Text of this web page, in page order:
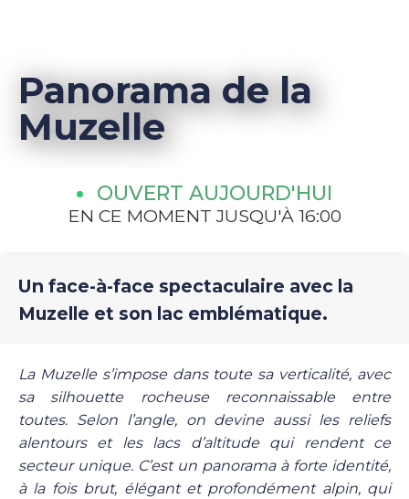
Panorama de la
Muzelle
OUVERT AUJOURD'HUI
EN CE MOMENT JUSQU'À 16:00
Un face-à-face spectaculaire avec la
Muzelle et son lac emblématique.
La Muzelle s’impose dans toute sa verticalité, avec
sa silhouette rocheuse reconnaissable entre
toutes. Selon l’angle, on devine aussi les reliefs
alentours et les lacs d’altitude qui rendent ce
secteur unique. C’est un panorama à forte identité,
à la fois brut, élégant et profondément alpin, qui